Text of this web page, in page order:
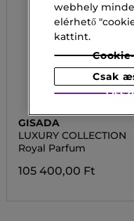
GISADA
LUXURY COLLECTION
Royal Parfum
105 400,00 Ft
webhely
elérhető
kattint.